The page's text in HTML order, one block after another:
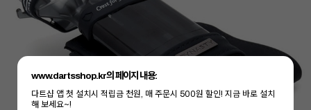
www.dartsshop.kr의 페이지 내용:
다트샵 앱 첫 설치시 적립금 천원, 매 주문시 500원 할인! 지금 바로 설치
해 보세요~!